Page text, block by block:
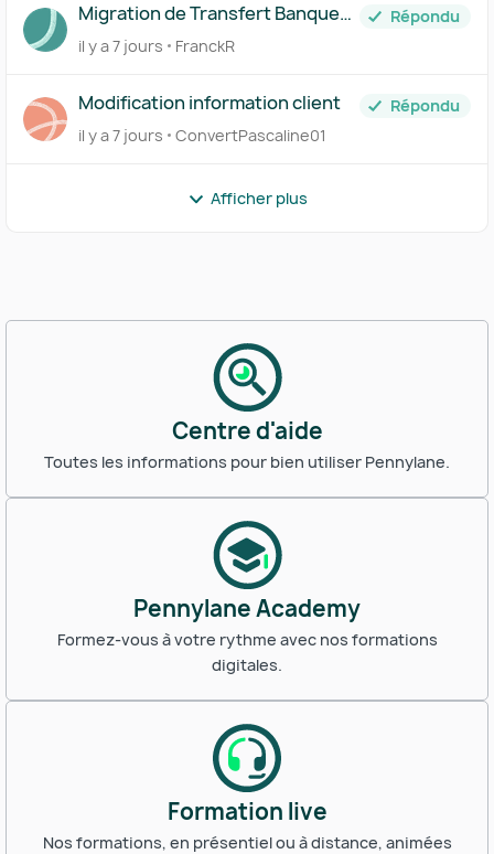
Migration de Transfert Banque
vers Pennylane
Répondu
il y a 7 jours
FranckR
Modification information client
Répondu
il y a 7 jours
ConvertPascaline01
Afficher plus
Centre d'aide
Toutes les informations pour bien utiliser Pennylane.
Pennylane Academy
Formez-vous à votre rythme avec nos formations
digitales.
Formation live
Nos formations, en présentiel ou à distance, animées